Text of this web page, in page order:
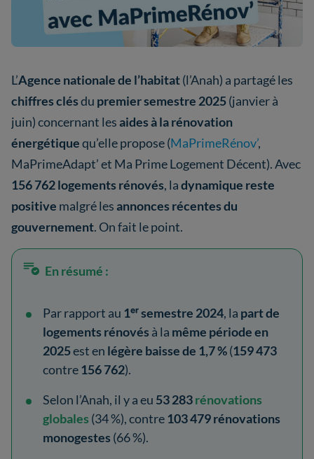
L’Agence nationale de l’habitat(l’Anah) a partagé les
chiffres clésdu premier semestre 2025(janvier à
juin) concernant lesaides à la rénovation
énergétiquequ’elle propose (MaPrimeRénov’,
MaPrimeAdapt’ et Ma Prime Logement Décent). Avec
156 762 logements rénovés, ladynamique reste
positive malgré lesannonces récentes du
gouvernement. On fait le point.
En résumé :
Par rapport au 1ᵉʳ semestre 2024, la part de
logements rénovés à la même période en
2025est en légère baisse de 1,7 %(159 473
contre156 762).
Selon l’Anah, il y a eu 53 283rénovations
globales (34 %), contre103 479 rénovations
monogestes (66 %).